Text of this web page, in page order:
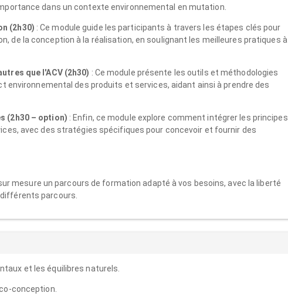
dans un contexte environnemental en mutation.
(2h30) : Ce module guide les participants à travers les étapes clés pour
de la conception à la réalisation, en soulignant les meilleures pratiques à
que l'ACV (2h30) : Ce module présente les outils et méthodologies
environnemental des produits et services, aidant ainsi à prendre des
(2h30 – option) : Enfin, ce module explore comment intégrer les principes
avec des stratégies spécifiques pour concevoir et fournir des
mesure un parcours de formation adapté à vos besoins, avec la liberté
parcours.
et les équilibres naturels.
conception.